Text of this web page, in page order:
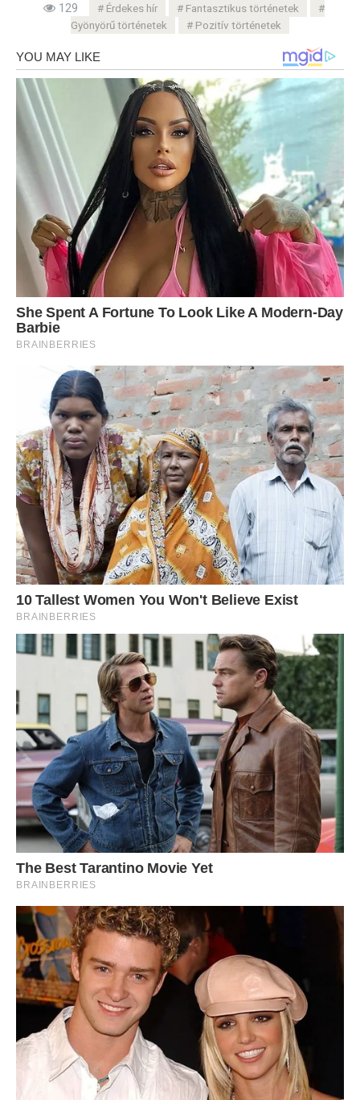
129 Érdekes hír
Fantasztikus történetek
Gyönyörű történetek
Pozitív történetek